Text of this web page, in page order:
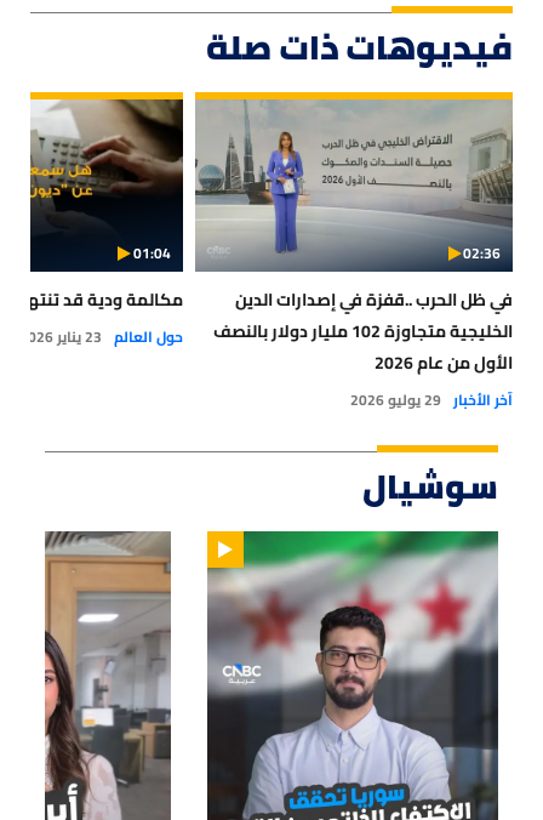
فيديوهات ذات صلة
02:36
في ظل الحرب ..قفزة في إصدارات الدين
الخليجية متجاوزة 102 مليار دولار بالنصف
الأول من عام 2026
آخر الأخبار 29 يوليو 2026
01:04
مكالمة ودية قد تنتهي
حول العالم 23 يناير 2026
سوشيال
01:33